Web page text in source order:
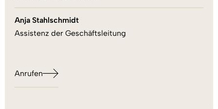
Anja Stahlschmidt
Assistenz der Geschäftsleitung
Anrufen